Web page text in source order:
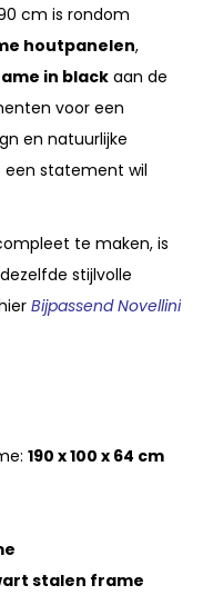
cm is rondom
houtpanelen,
in black aan de
voor een
en natuurlijke
een statement wil
te maken, is
stijlvolle
Bijpassend Novellini
190 x 100 x 64 cm
stalen frame